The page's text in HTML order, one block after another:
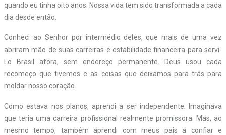
quando eu tinha oito anos. Nossa vida tem sido transformada a cada
dia desde então.
Conheci ao Senhor por intermédio deles, que mais de uma vez
abriram mão de suas carreiras e estabilidade financeira para servi-
Lo Brasil afora, sem endereço permanente. Deus usou cada
recomeço que tivemos e as coisas que deixamos para trás para
moldar nosso coração.
Como estava nos planos, aprendi a ser independente. Imaginava
que teria uma carreira profissional realmente promissora. Mas, ao
mesmo tempo, também aprendi com meus pais a confiar e